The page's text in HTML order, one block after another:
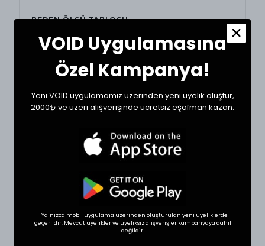
BEDEN ÖLÇÜ TABLOSU
BEDEN BEL (CM) BOY (CM)
XSmall 32 48
Small 34 48
38
40
BEDEN VE UYUMLULUK
VOID Uygulamasına
Özel Kampanya!
Yeni VOID uygulamamız üzerinden yeni üyelik oluştur,
2000₺ ve üzeri alışverişinde ücretsiz eşofman kazan.
Yalnızca mobil uygulama üzerinden oluşturulan yeni üyeliklerde
geçerlidir. Mevcut üyelikler ve üyeliksiz alışverişler kampanyaya dahil
değildir.